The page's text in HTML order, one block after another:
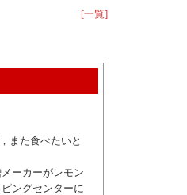
[一覧]
また食べたいと
ーカーがレモン
ングセンターに